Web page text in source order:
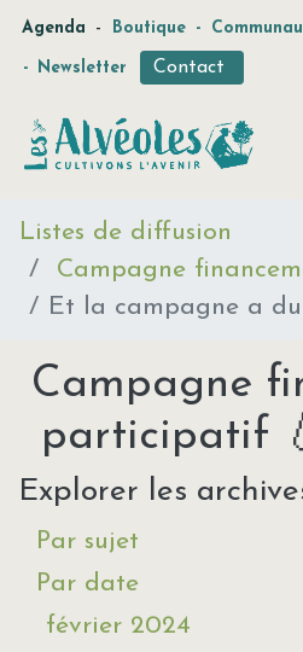
Agenda - Boutique -
- Newsletter Contact
Listes de diffusion
Campagne
Et la campagne a
Campagne
participatif
Explorer les
Par sujet
Par date
février 2024